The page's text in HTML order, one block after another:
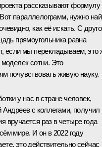
рассказывают формулу
параллелограмм, нужно
как её искать. С
прямоугольника равна
если мы перекладываем, это
сотни. Это
почувствовать живую науку.
у нас в стране человек,
с коллегами, получил
вручается раз в четыре года
мире. И он в 2022 году
это действительно сейчас